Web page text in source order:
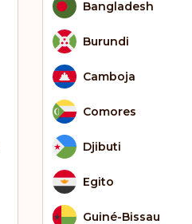
Bangladesh
Burundi
Camboja
Comores
Djibuti
Egito
Guiné-Bissau